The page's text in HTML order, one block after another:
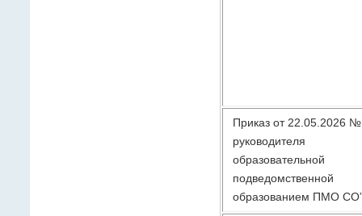
Приказ от 22.05.2026
руководителя
образованием ПМО